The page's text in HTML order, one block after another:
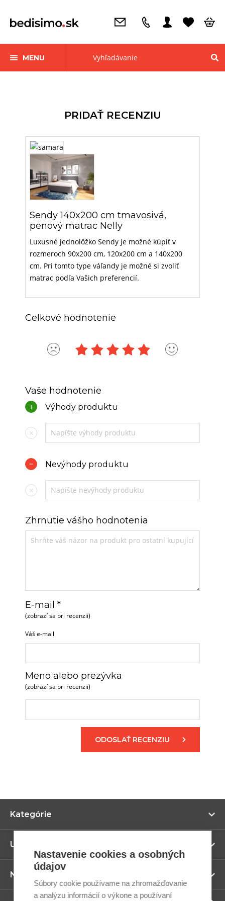
MENU
PRIDAŤ RECENZIU
Sendy 140x200 cm tmavosivá,
penový matrac Nelly
Luxusné jednolôžko Sendy je možné kúpiť v
rozmeroch 90x200 cm, 120x200 cm a 140x200
cm. Pri tomto type váľandy je možné si zvoliť
matrac podľa Vašich preferencií.
Celkové hodnotenie
Vaše hodnotenie
Výhody produktu
Nevýhody produktu
Zhrnutie vášho hodnotenia
E-mail *
(zobrazí sa pri recenzii)
Váš e-mail
Meno alebo prezývka
(zobrazí sa pri recenzii)
ODOSLAŤ RECENZIU
Kategórie
Užitočné odkazy
Newsletter
Nastavenie cookies a osobných
údajov
Súbory cookie používame na zhromažďovanie
a analýzu informácií o výkone a používaní